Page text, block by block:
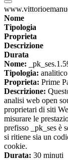
Nome
Tipologia
Proprieta
Descrizione
Durata
Nome:
Tipologia: analitico
Proprieta: Prime
Descrizione:
analisi web open
proprietari di siti
misurare le
prefisso _pk_ses è
si ritiene sia un
cookie.
Durata: 30 minuti